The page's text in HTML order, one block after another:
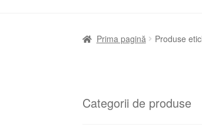
Prima pagină Produse
Categorii de produse